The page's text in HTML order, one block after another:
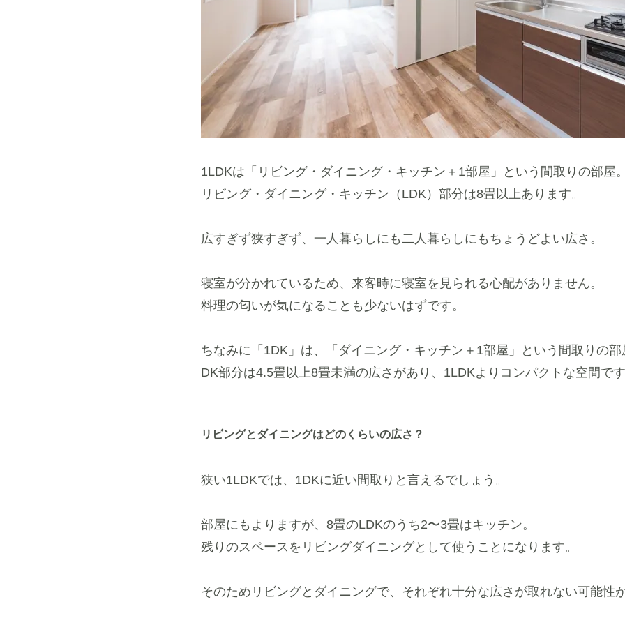
1LDKは「リビング・ダイニング・キッチン＋1部屋」という間取りの部屋
リビング・ダイニング・キッチン（LDK）部分は8畳以上あります。
広すぎず狭すぎず、一人暮らしにも二人暮らしにもちょうどよい広さ。
寝室が分かれているため、来客時に寝室を見られる心配がありません。
料理の匂いが気になることも少ないはずです。
ちなみに「1DK」は、「ダイニング・キッチン＋1部屋」という間取りの部
DK部分は4.5畳以上8畳未満の広さがあり、1LDKよりコンパクトな空間で
リビングとダイニングはどのくらいの広さ？
狭い1LDKでは、1DKに近い間取りと言えるでしょう。
部屋にもよりますが、8畳のLDKのうち2〜3畳はキッチン。
残りのスペースをリビングダイニングとして使うことになります。
そのためリビングとダイニングで、それぞれ十分な広さが取れない可能性